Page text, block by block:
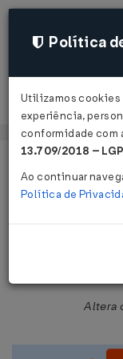
Altera
Política
Utilizamos cookies
experiência,
conformidade com
13.709/2018 –
Ao continuar
Política de